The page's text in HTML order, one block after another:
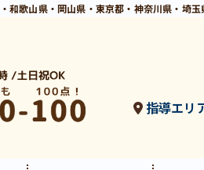
歌山県・岡山県・東京都・神奈川県・埼
指導エリ